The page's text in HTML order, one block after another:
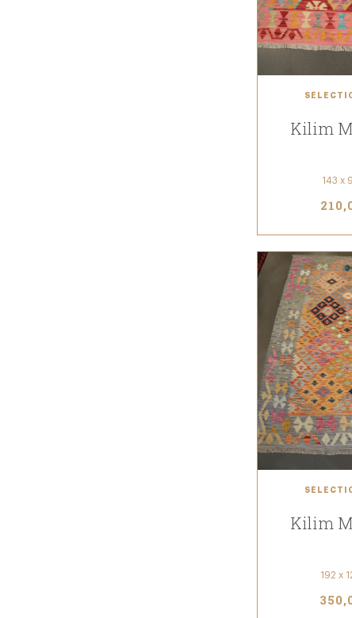
Kilim
143 x
Kilim
192 x